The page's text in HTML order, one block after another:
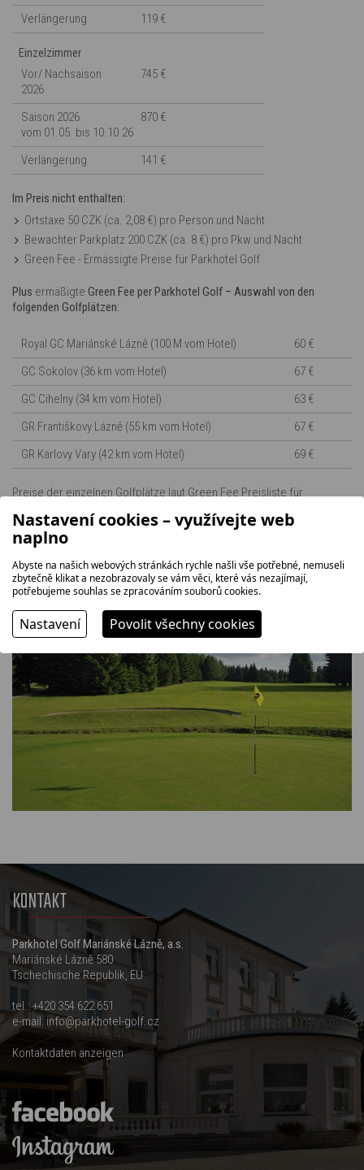
Verlängerung 119 €
Einzelzimmer
Vor/ Nachsaison
2026
745 €
Saison 2026
vom 01.05. bis 10.10.26
870 €
Verlängerung 141 €
Im Preis nicht enthalten:
Ortstaxe 50 CZK (ca. 2,08 €) pro Person und Nacht
Bewachter Parkplatz 200 CZK (ca. 8 €) pro Pkw und Nacht
Green Fee - Ermässigte Preise für Parkhotel Golf
Plus ermäßigte Green Fee per Parkhotel Golf – Auswahl von den
folgenden Golfplätzen:
Royal GC Mariánské Lázně (100 M vom Hotel)
60 €
GC Sokolov (36 km vom Hotel)
67 €
GC Cihelny (34 km vom Hotel)
63 €
GR Františkovy Lázně (55 km vom Hotel)
67 €
GR Karlovy Vary (42 km vom Hotel)
69 €
Preise der einzelnen Golfplätze laut Green Fee Preisliste für
KONTAKT
Parkhotel Golf Mariánské Lázně, a.s.
Mariánské Lázně 580
Tschechische Republik, EU
tel.:+420 354 622 651
e-mail: info@parkhotel-golf.cz
Kontaktdaten anzeigen
Nastavení cookies – využívejte web
naplno
Abyste na našich webových stránkách rychle našli vše potřebné, nemuseli
zbytečně klikat a nezobrazovaly se vám věci, které vás nezajímají,
potřebujeme souhlas se zpracováním souborů cookies.
Nastavení Povolit všechny cookies